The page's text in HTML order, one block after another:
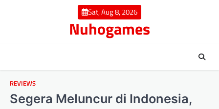
Sat, Aug 8, 2026
Nuhogames
REVIEWS
Segera Meluncur di Indonesia,